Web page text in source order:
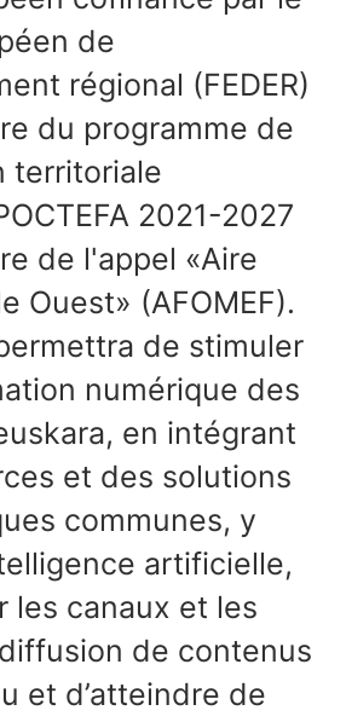
de
régional (FEDER)
du programme de
territoriale
2021-2027
de l'appel «Aire
Ouest» (AFOMEF).
de stimuler
numérique des
en intégrant
et des solutions
communes, y
artificielle,
les canaux et les
de contenus
et d’atteindre de